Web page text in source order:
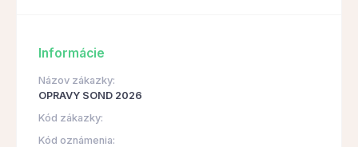
Informácie
Názov zákazky:
OPRAVY SOND 2026
Kód zákazky:
Kód oznámenia: